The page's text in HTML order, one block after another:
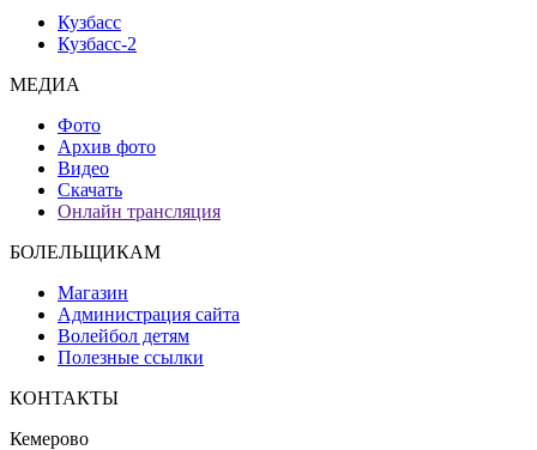
Кузбасс
Кузбасс-2
МЕДИА
Фото
Архив фото
Видео
Скачать
Онлайн трансляция
БОЛЕЛЬЩИКАМ
Магазин
Администрация сайта
Волейбол детям
Полезные ссылки
КОНТАКТЫ
Кемерово